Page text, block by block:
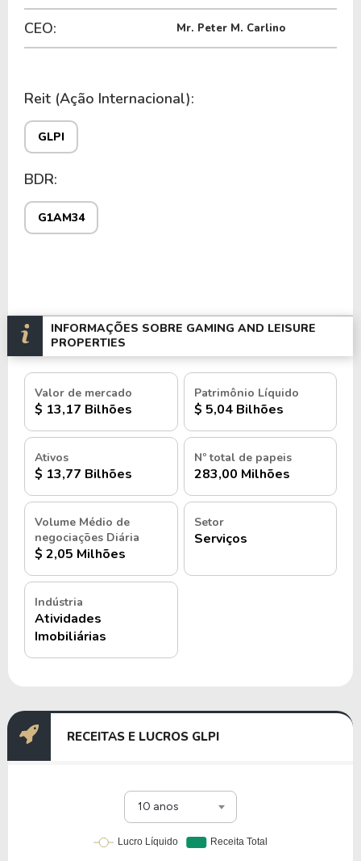
CEO: Mr. Peter M. Carlino
Reit (Ação Internacional):
GLPI
BDR:
G1AM34
INFORMAÇÕES SOBRE GAMING AND LEISURE
PROPERTIES
Valor de mercado
$ 13,17 Bilhões
Patrimônio Líquido
$ 5,04 Bilhões
Ativos
$ 13,77 Bilhões
Nº total de papeis
283,00 Milhões
Volume Médio de
negociações Diária
$ 2,05 Milhões
Setor
Serviços
Indústria
Atividades
Imobiliárias
RECEITAS E LUCROS GLPI
10 anos